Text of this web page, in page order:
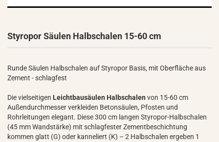
Styropor Säulen Halbschalen 15-60 cm
Runde Säulen Halbschalen auf Styropor Basis, mit Oberfläche aus
Zement - schlagfest
Die vielseitigen Leichtbausäulen Halbschalen von 15-60 cm
Außendurchmesser verkleiden Betonsäulen, Pfosten und
Rohrleitungen elegant. Diese 300 cm langen Styropor-Halbschalen
(45 mm Wandstärke) mit schlagfester Zementbeschichtung
kommen glatt (G) oder kanneliert (K) – 2 Halbschalen ergeben 1